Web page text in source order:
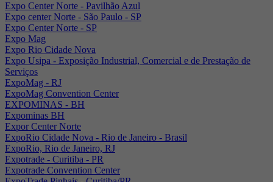
Expo Center Norte - Pavilhão Azul
Expo center Norte - São Paulo - SP
Expo Center Norte - SP
Expo Mag
Expo Rio Cidade Nova
Expo Usipa - Exposição Industrial, Comercial e de Prestação de
Serviços
ExpoMag - RJ
ExpoMag Convention Center
EXPOMINAS - BH
Expominas BH
Expor Center Norte
ExpoRio Cidade Nova - Rio de Janeiro - Brasil
ExpoRio, Rio de Janeiro, RJ
Expotrade - Curitiba - PR
Expotrade Convention Center